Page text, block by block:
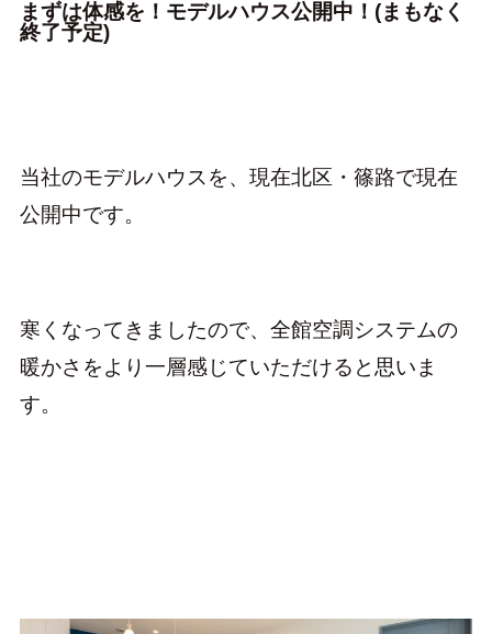
まずは体感を！モデルハウス公開中！(まもなく
終了予定)
当社のモデルハウスを、現在北区・篠路で現在
公開中です。
寒くなってきましたので、全館空調システムの
暖かさをより一層感じていただけると思いま
す。